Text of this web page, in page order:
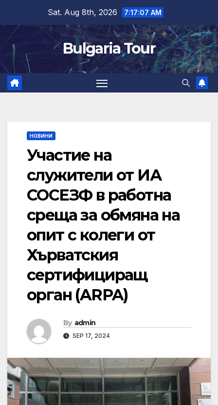
content
Sat. Aug 8th, 2026 7:17:08 AM
Bulgaria Tour
НОВИНИ
Участие на
служители от ИА
СОСЕЗФ в работна
среща за обмяна на
опит с колеги от
Хърватския
сертифициращ
орган (ARPA)
By admin
SEP 17, 2024